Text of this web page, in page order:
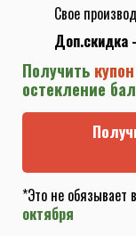
Свое
Доп.скидка
Получить
остекление
*Это не обязывает
октября